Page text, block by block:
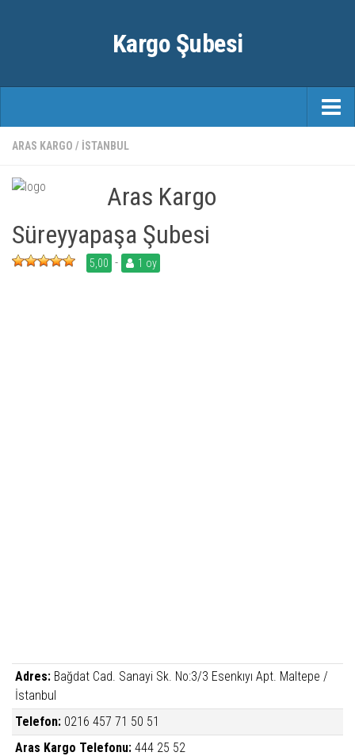
Kargo Şubesi
ANASAYFA
ARAS KARGO / İSTANBUL
Aras Kargo
Süreyyapaşa Şubesi
5,00 - 1 oy
Adres: Bağdat Cad. Sanayi Sk. No:3/3 Esenkıyı Apt. Maltepe /
İstanbul
Telefon: 0216 457 71 50 51
Aras Kargo Telefonu: 444 25 52